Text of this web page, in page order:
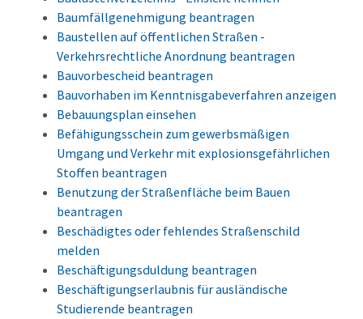
Baumfällgenehmigung beantragen
Baustellen auf öffentlichen Straßen -
Verkehrsrechtliche Anordnung beantragen
Bauvorbescheid beantragen
Bauvorhaben im Kenntnisgabeverfahren anzeigen
Bebauungsplan einsehen
Befähigungsschein zum gewerbsmäßigen
Umgang und Verkehr mit explosionsgefährlichen
Stoffen beantragen
Benutzung der Straßenfläche beim Bauen
beantragen
Beschädigtes oder fehlendes Straßenschild
melden
Beschäftigungsduldung beantragen
Beschäftigungserlaubnis für ausländische
Studierende beantragen